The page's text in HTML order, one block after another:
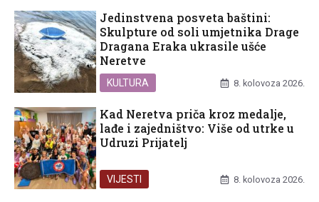
Jedinstvena posveta baštini:
Skulpture od soli umjetnika Drage
Dragana Eraka ukrasile ušće
Neretve
KULTURA 8. kolovoza 2026.
Kad Neretva priča kroz medalje,
lađe i zajedništvo: Više od utrke u
Udruzi Prijatelj
VIJESTI 8. kolovoza 2026.